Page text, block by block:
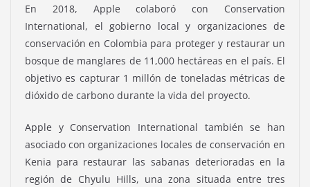
En 2018, Apple colaboró con Conservation
International, el gobierno local y organizaciones de
conservación en Colombia para proteger y restaurar un
bosque de manglares de 11,000 hectáreas en el país. El
objetivo es capturar 1 millón de toneladas métricas de
dióxido de carbono durante la vida del proyecto.
Apple y Conservation International también se han
asociado con organizaciones locales de conservación en
Kenia para restaurar las sabanas deterioradas en la
región de Chyulu Hills, una zona situada entre tres